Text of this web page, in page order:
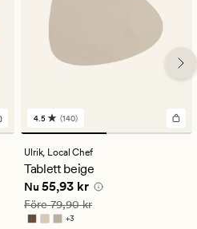
140
omdömen
med
ett
genomsnittligt
betyg
på
4.5
4.5 (140)
Ulrik, Local Chef
Tablett beige
Nuvarande pris
Nu 55,93 kr
Ordinarie pris
Före79,90 kr
+3
Finns i fler färger